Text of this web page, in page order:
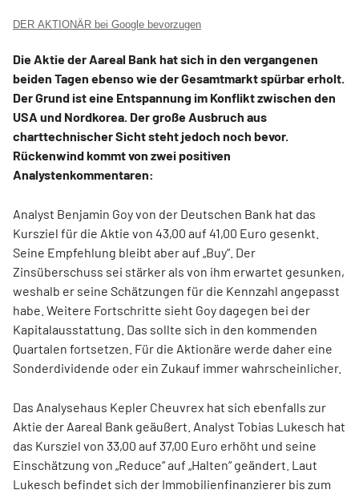
DER AKTIONÄR bei Google bevorzugen
Die Aktie der Aareal Bank hat sich in den vergangenen
beiden Tagen ebenso wie der Gesamtmarkt spürbar erholt.
Der Grund ist eine Entspannung im Konflikt zwischen den
USA und Nordkorea. Der große Ausbruch aus
charttechnischer Sicht steht jedoch noch bevor.
Rückenwind kommt von zwei positiven
Analystenkommentaren:
Analyst Benjamin Goy von der Deutschen Bank hat das
Kursziel für die Aktie von 43,00 auf 41,00 Euro gesenkt.
Seine Empfehlung bleibt aber auf „Buy“. Der
Zinsüberschuss sei stärker als von ihm erwartet gesunken,
weshalb er seine Schätzungen für die Kennzahl angepasst
habe. Weitere Fortschritte sieht Goy dagegen bei der
Kapitalausstattung. Das sollte sich in den kommenden
Quartalen fortsetzen. Für die Aktionäre werde daher eine
Sonderdividende oder ein Zukauf immer wahrscheinlicher.
Das Analysehaus Kepler Cheuvrex hat sich ebenfalls zur
Aktie der Aareal Bank geäußert. Analyst Tobias Lukesch hat
das Kursziel von 33,00 auf 37,00 Euro erhöht und seine
Einschätzung von „Reduce“ auf „Halten“ geändert. Laut
Lukesch befindet sich der Immobilienfinanzierer bis zum